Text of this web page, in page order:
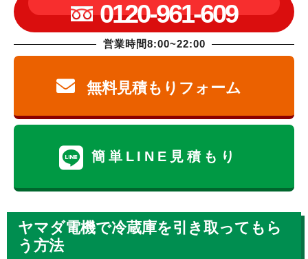
0120-961-609
営業時間8:00~22:00
無料見積もりフォーム
簡単LINE見積もり
ヤマダ電機で冷蔵庫を引き取ってもら
う方法